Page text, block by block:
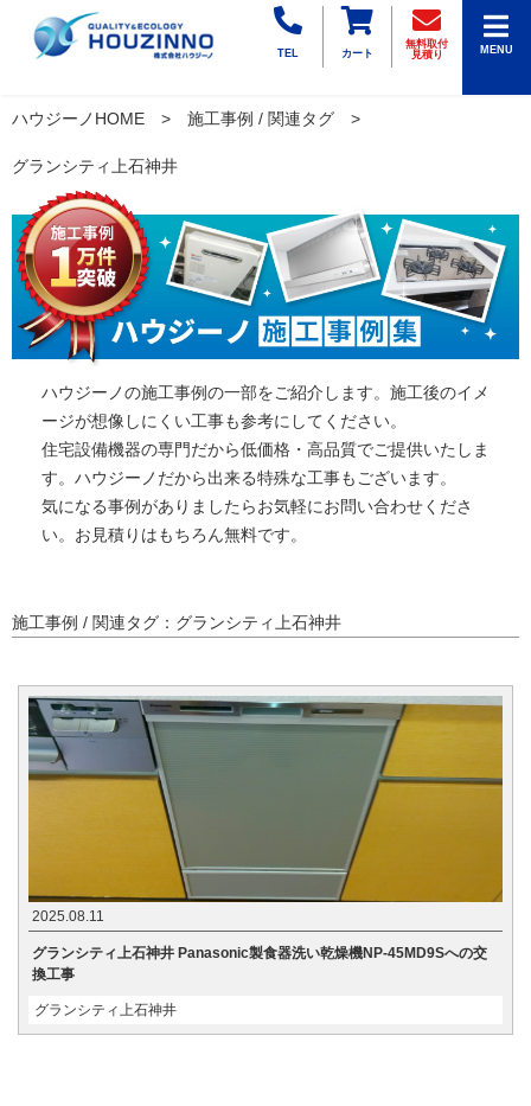
TEL カート
無料取付
見積り
MENU
ハウジーノHOME 施工事例 / 関連タグ
グランシティ上石神井
ハウジーノの施工事例の一部をご紹介します。施工後のイメ
ージが想像しにくい工事も参考にしてください。
住宅設備機器の専門だから低価格・高品質でご提供いたしま
す。ハウジーノだから出来る特殊な工事もございます。
気になる事例がありましたらお気軽にお問い合わせくださ
い。お見積りはもちろん無料です。
施工事例 / 関連タグ：グランシティ上石神井
2025.08.11
グランシティ上石神井 Panasonic製食器洗い乾燥機NP-45MD9Sへの交
換工事
グランシティ上石神井